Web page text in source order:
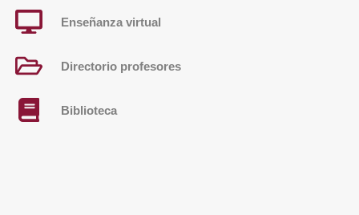
Enseñanza virtual
Directorio profesores
Biblioteca